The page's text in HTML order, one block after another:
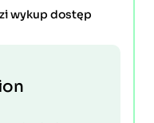
wykup dostęp